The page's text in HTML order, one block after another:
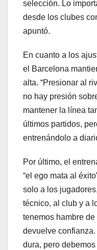
selección. Lo
desde los clubes
apuntó.
En cuanto a los
el Barcelona
alta. “Presionar al
no hay presión
mantener la línea
últimos partidos,
entrenándolo a
Por último, el
“el ego mata al
solo a los
técnico, al club y a
tenemos hambre
devuelve
dura, pero